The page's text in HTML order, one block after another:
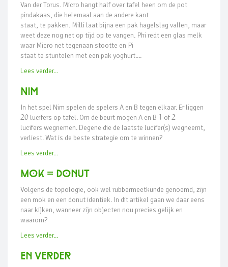
Van der Torus. Micro hangt half over tafel heen om de pot
pindakaas, die helemaal aan de andere kant
staat, te pakken. Milli laat bijna een pak hagelslag vallen, maar
weet deze nog net op tijd op te vangen. Phi redt een glas melk
waar Micro net tegenaan stootte en Pi
staat te stuntelen met een pak yoghurt....
Lees verder...
NIM
In het spel Nim spelen de spelers A en B tegen elkaar. Er liggen
20lucifers op tafel. Om de beurt mogen A en B 1 of2
lucifers wegnemen. Degene die de laatste lucifer(s) wegneemt,
verliest. Wat is de beste strategie om te winnen?
Lees verder...
mok = donut
Volgens de topologie, ook wel rubbermeetkunde genoemd, zijn
een mok en een donut identiek. In dit artikel gaan we daar eens
naar kijken, wanneer zijn objecten nou precies gelijk en
waarom?
Lees verder...
En verder